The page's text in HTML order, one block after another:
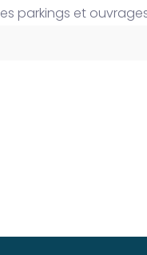
parkings et